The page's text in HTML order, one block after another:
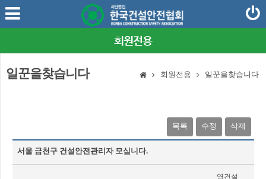
회원전용
일꾼을찾습니다 회원전용 일꾼을찾습니다
목록 수정 삭제
서울 금천구 건설안전관리자 모십니다.
영건설